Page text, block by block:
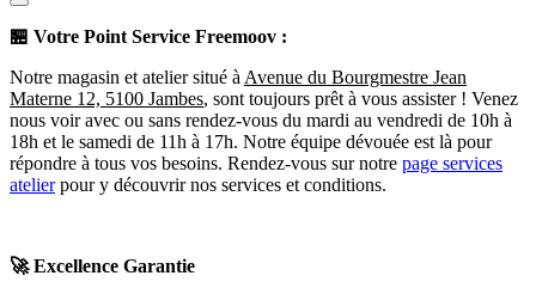
🏪 Votre Point Service Freemoov :
Notre magasin et atelier situé à Avenue du Bourgmestre Jean
Materne 12, 5100 Jambes, sont toujours prêt à vous assister ! Venez
nous voir avec ou sans rendez-vous du mardi au vendredi de 10h à
18h et le samedi de 11h à 17h. Notre équipe dévouée est là pour
répondre à tous vos besoins. Rendez-vous sur notre page services
atelierpour y découvrir nos services et conditions.
🚀Excellence Garantie